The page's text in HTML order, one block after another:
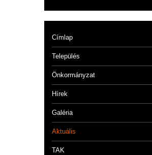
Címlap
Település
Önkormányzat
Hírek
Galéria
Aktuális
TAK